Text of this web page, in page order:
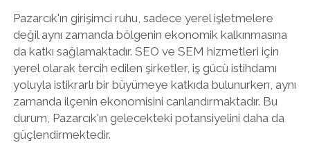
Pazarcık'ın girişimci ruhu, sadece yerel işletmelere
değil aynı zamanda bölgenin ekonomik kalkınmasına
da katkı sağlamaktadır. SEO ve SEM hizmetleri için
yerel olarak tercih edilen şirketler, iş gücü istihdamı
yoluyla istikrarlı bir büyümeye katkıda bulunurken, aynı
zamanda ilçenin ekonomisini canlandırmaktadır. Bu
durum, Pazarcık'ın gelecekteki potansiyelini daha da
güçlendirmektedir.